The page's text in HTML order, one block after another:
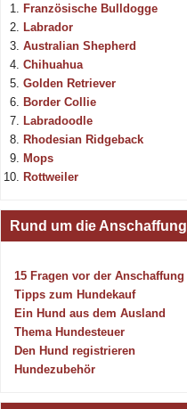
Französische Bulldogge
Labrador
Australian Shepherd
Chihuahua
Golden Retriever
Border Collie
Labradoodle
Rhodesian Ridgeback
Mops
Rottweiler
Rund um die Anschaffung
15 Fragen vor der Anschaffung
Tipps zum Hundekauf
Ein Hund aus dem Ausland
Thema Hundesteuer
Den Hund registrieren
Hundezubehör